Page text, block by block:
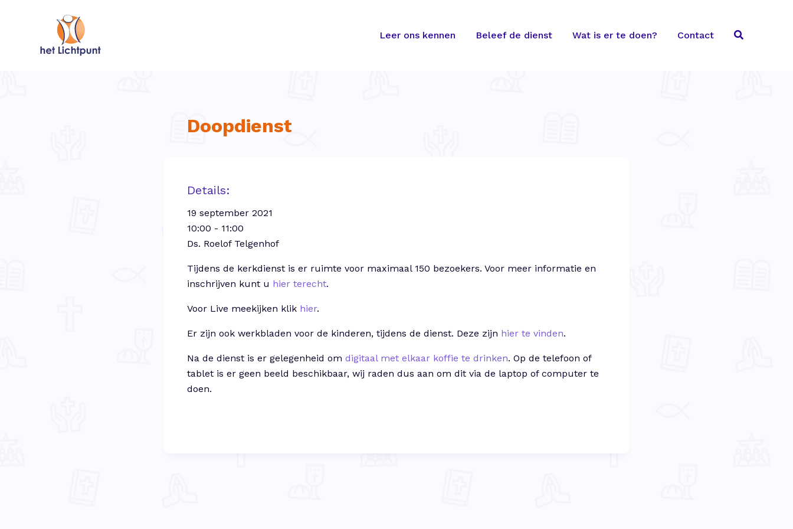
Leer ons kennen Beleef de dienst Wat is er te doen? Contact
Doopdienst
Details:
19 september 2021
10:00 - 11:00
Ds. Roelof Telgenhof
Tijdens de kerkdienst is er ruimte voor maximaal 150 bezoekers. Voor meer informatie en
inschrijven kunt u hier terecht.
Voor Live meekijken klik hier.
Er zijn ook werkbladen voor de kinderen, tijdens de dienst. Deze zijn hier te vinden.
Na de dienst is er gelegenheid om digitaal met elkaar koffie te drinken. Op de telefoon of
tablet is er geen beeld beschikbaar, wij raden dus aan om dit via de laptop of computer te
doen.